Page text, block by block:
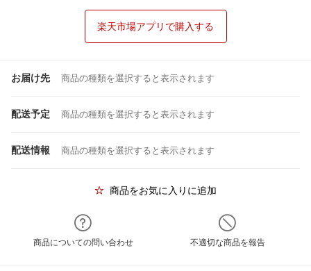
楽天市場アプリで購入する
お届け先 商品の種類を選択すると表示されます
配送予定 商品の種類を選択すると表示されます
配送情報 商品の種類を選択すると表示されます
商品をお気に入りに追加
商品についての問い合わせ 不適切な商品を報告